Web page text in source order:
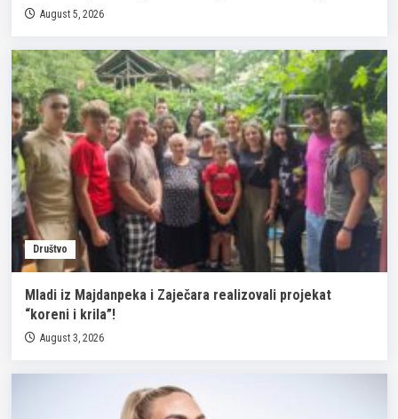
August 5, 2026
Društvo
Mladi iz Majdanpeka i Zaječara realizovali projekat
“koreni i krila”!
August 3, 2026